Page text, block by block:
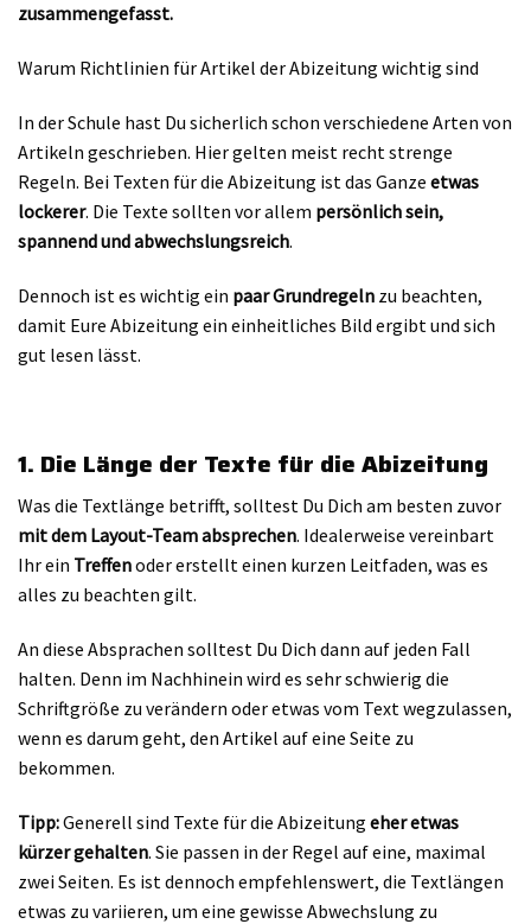
zusammengefasst.
Warum Richtlinien für Artikel der Abizeitung wichtig sind
In der Schule hast Du sicherlich schon verschiedene Arten von
Artikeln geschrieben. Hier gelten meist recht strenge
Regeln. Bei Texten für die Abizeitung ist das Ganze etwas
lockerer. Die Texte sollten vor allem persönlich sein,
spannend und abwechslungsreich.
Dennoch ist es wichtig ein paar Grundregeln zu beachten,
damit Eure Abizeitung ein einheitliches Bild ergibt und sich
gut lesen lässt.
1. Die Länge der Texte für die Abizeitung
Was die Textlänge betrifft, solltest Du Dich am besten zuvor
mit dem Layout-Team absprechen. Idealerweise vereinbart
Ihr ein Treffenoder erstellt einen kurzen Leitfaden, was es
alles zu beachten gilt.
An diese Absprachen solltest Du Dich dann auf jeden Fall
halten. Denn im Nachhinein wird es sehr schwierig die
Schriftgröße zu verändern oder etwas vom Text wegzulassen,
wenn es darum geht, den Artikel auf eine Seite zu
bekommen.
Tipp:Generell sind Texte für die Abizeitung eher etwas
kürzer gehalten. Sie passen in der Regel auf eine, maximal
zwei Seiten. Es ist dennoch empfehlenswert, die Textlängen
etwas zu variieren, um eine gewisse Abwechslung zu